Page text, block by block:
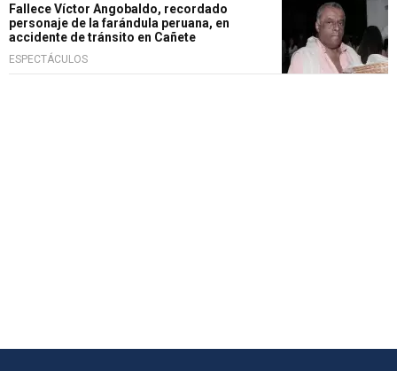
Fallece Víctor Angobaldo, recordado
personaje de la farándula peruana, en
accidente de tránsito en Cañete
ESPECTÁCULOS